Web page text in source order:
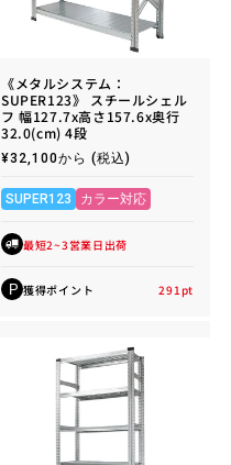
《メタルシステム：
SUPER123》 スチールシェル
フ 幅127.7x高さ157.6x奥行
32.0(cm) 4段
通
価
格
¥32,100から (税込)
SUPER123 カラー対応
最短2~3営業日出荷
P 獲得ポイント 291 pt